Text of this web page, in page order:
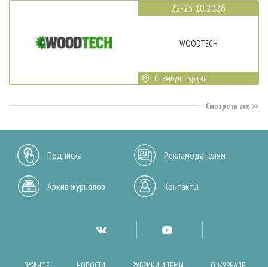
22-25.10.2026
WOODTECH
Стамбул, Турция
Смотреть все
Подписка Рекламодателям
Архив журналов Контакты